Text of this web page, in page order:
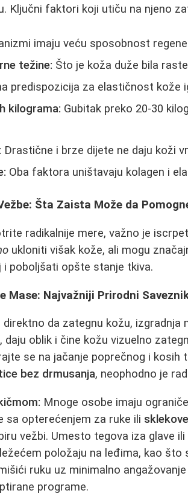
Ključni faktori koji utiču na njeno
imaju veću sposobnost
težine: Što je koža duže bila
predispozicija za elastičnost kože
kilograma: Gubitak preko 20-30
Drastične i brze dijete ne daju koži
Oba faktora uništavaju kolagen i
Šta Zaista Može da
radikalnije mere, važno je
ukloniti višak kože, ali mogu
poboljšati opšte stanje tkiva.
Mase: Najvažniji Prirodni
direktno da zategnu kožu, izgradnja
daju oblik i čine kožu vizuelno
se na jačanje poprečnog i kosih
bez drmusanja, neophodno je
Mnoge osobe imaju
sa opterećenjem za ruke ili sklekove
vežbi. Umesto tegova iza glave
položaju na leđima, kao
ruku uz minimalno
programe.